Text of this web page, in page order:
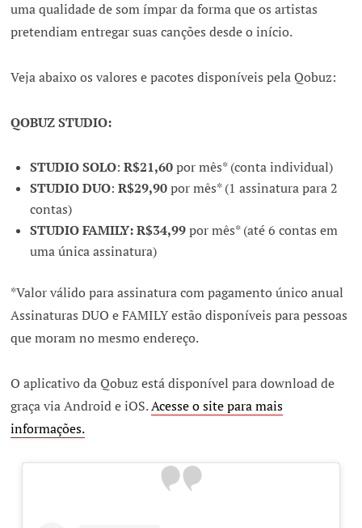
uma qualidade de som ímpar da forma que os artistas
pretendiam entregar suas canções desde o início.
Veja abaixo os valores e pacotes disponíveis pela Qobuz:
QOBUZ STUDIO:
STUDIO SOLO: R$21,60por mês* (conta individual)
STUDIO DUO: R$29,90por mês* (1 assinatura para 2
contas)
STUDIO FAMILY: R$34,99por mês* (até 6 contas em
uma única assinatura)
*Valor válido para assinatura com pagamento único anual
Assinaturas DUO e FAMILY estão disponíveis para pessoas
que moram no mesmo endereço.
O aplicativo da Qobuz está disponível para download de
graça via Android e iOS.Acesse o site para mais
informações.